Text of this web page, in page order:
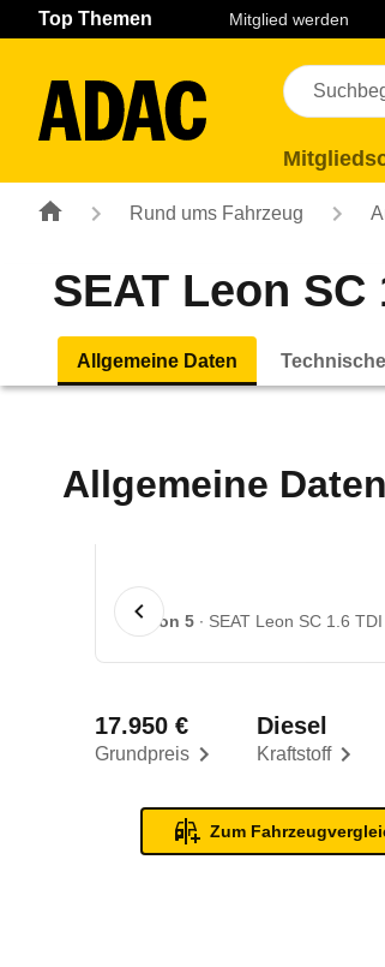
Navigation Seiteninhalt Fußzeile
Top Themen Mitglied werden
Rund ums Fahrzeug
SEAT Leon SC
Allgemeine Daten
Allgemeine
1 von 5 SEAT Leon SC 1.6
Grundpreis
17.950 €
Kraftstoff
Diesel
Zum